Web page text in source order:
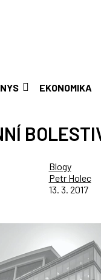
EKONOMIKA
Blogy
Petr Holec
13. 3. 2017